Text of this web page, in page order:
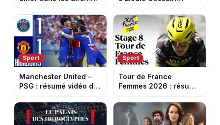
les loisirs les plus fous
passés au crible dans
Capital
termine avec une belle
somme pour l'Unicef et
le Refuge
Sport
Manchester United -
PSG : résumé vidéo du
match amical du 8 août
2026
Sport
Tour de France
Femmes 2026 : résumé
vidéo de la 9e étape
entre Sisteron et Nice